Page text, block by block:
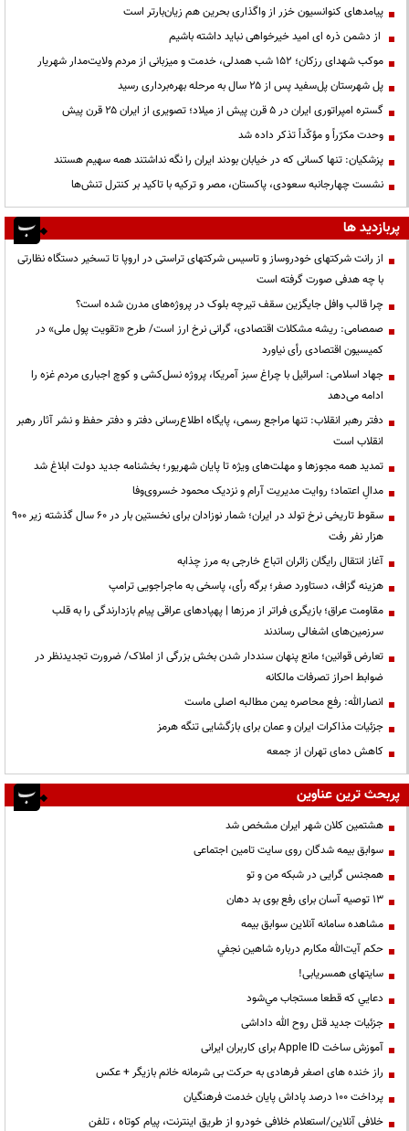
پیامدهای کنوانسیون خزر از واگذاری بحرین هم زیان‌بارتر است
از دشمن ذره ای امید خیرخواهی نباید داشته باشیم
موکب شهدای رزکان؛ ۱۵۲ شب همدلی، خدمت و میزبانی از مردم ولایت‌مدار شهریار
پل شهرستان پل‌سفید پس از ۲۵ سال به مرحله بهره‌برداری رسید
گستره امپراتوری ایران در ۵ قرن پیش از میلاد؛ تصویری از ایران ۲۵ قرن پیش
وحدت مکرّراً و مؤکّداً تذکر داده شد
پزشکیان: تنها کسانی که در خیابان بودند ایران را نگه نداشتند همه سهیم هستند
نشست چهارجانبه سعودی، پاکستان، مصر و ترکیه با تاکید بر کنترل تنش‌ها
پربازدید ها
از رانت‌ شرکتهای خودروساز و تاسیس شرکتهای تراستی در اروپا تا تسخیر دستگاه نظارتی
با چه هدفی صورت گرفته است
چرا قالب وافل جایگزین سقف تیرچه بلوک در پروژه‌های مدرن شده است؟
صمصامی: ریشه مشکلات اقتصادی، گرانی نرخ ارز است/ طرح «تقویت پول ملی» در
کمیسیون اقتصادی رأی نیاورد
جهاد اسلامی: اسرائیل با چراغ سبز آمریکا، پروژه نسل‌کشی و کوچ اجباری مردم غزه را
ادامه می‌دهد
دفتر رهبر انقلاب: تنها مراجع رسمی، پایگاه اطلاع‌رسانی دفتر و دفتر حفظ و نشر آثار رهبر
انقلاب است
تمدید همه مجوزها و مهلت‌های ویژه تا پایان شهریور؛ بخشنامه جدید دولت ابلاغ شد
مدالِ اعتماد؛ روایت مدیریت آرام و نزدیک محمود خسروی‌وفا
سقوط تاریخی نرخ تولد در ایران؛ شمار نوزادان برای نخستین بار در ۶۰ سال گذشته زیر ۹۰۰
هزار نفر رفت
آغاز انتقال رایگان زائران اتباع خارجی به مرز چذابه
هزینه گزاف، دستاورد صفر؛ برگه رأی، پاسخی به ماجراجویی ترامپ
مقاومت عراق؛ بازیگری فراتر از مرزها | پهپادهای عراقی پیام بازدارندگی را به قلب
سرزمین‌های اشغالی رساندند
تعارض قوانین؛ مانع پنهان سنددار شدن بخش بزرگی از املاک/ ضرورت تجدیدنظر در
ضوابط احراز تصرفات مالکانه
انصارالله: رفع محاصره یمن مطالبه اصلی ماست
جزئیات مذاکرات ایران و عمان برای بازگشایی تنگه هرمز
کاهش دمای تهران از جمعه
پربحث ترین عناوین
هشتمین کلان شهر ایران مشخص شد
سوابق بیمه شدگان روی سایت تامین اجتماعی
همجنس گرایی در شبکه من و تو
13 توصیه آسان برای رفع بوی بد دهان
مشاهده سامانه آنلاين سوابق بیمه
حكم آيت‌الله مكارم درباره شاهين نجفي
سایتهای همسریابی!
دعايي كه قطعا مستجاب مي‌شود
جزئیات جدید قتل روح الله داداشی
آموزش ساخت Apple ID برای کاربران ایرانی
راز خنده های اصغر فرهادی به حرکت بی شرمانه خانم بازیگر + عکس
پرداخت ۱۰۰ درصد پاداش پایان خدمت فرهنگیان
خلافی آنلاین/استعلام خلافی خودرو از طریق اینترنت، پیام کوتاه ، تلفن